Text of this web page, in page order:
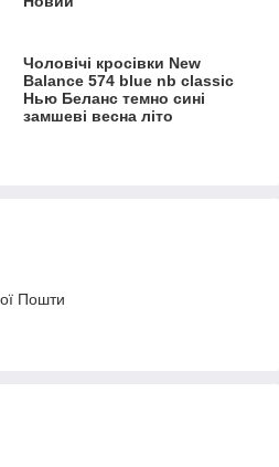
Чоловічі кросівки New
Balance 574 blue nb classic
Нью Беланс темно сині
замшеві весна літо
Пошти